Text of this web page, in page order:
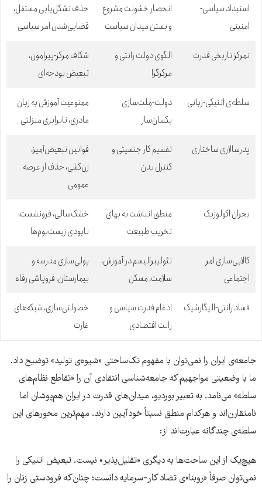
استبداد سیاسی-
امنیتی
انحصار خشونت مشروع
و بستن میدان سیاست
حذف تشکل‌یابی مستقل،
قضایی‌شدن امر سیاسی
تمرکز تاریخی قدرت
الگوی دولت رانتی و
مرکزگرا
شکاف مرکز-پیرامون،
تبعیض بودجه‌ای
سلطه‌ی اتنیکی-زبانی
دولت-ملت‌سازی
یکسان‌ساز
ممنوعیت آموزش به زبان
مادری، نابرابری منزلتی
پدرسالاری ساختاری
تقسیم کار جنسیتی و
کنترل بدن
قوانین تبعیض‌آمیز،
زن‌کشی، حذف از عرصه
عمومی
بحران اکولوژیک
منطق انباشت به بهای
تخریب طبیعت
خشک‌سالی، فرونشست،
نابودی زیست‌بوم‌ها
کالایی‌سازی امر
اجتماعی
نئولیبرالیسم در آموزش،
سلامت، مسکن
پولی‌سازی مدرسه و
بیمارستان، فروپاشی رفاه
فساد رانتی-الیگارشیک
ادغام قدرت سیاسی و
رانت اقتصادی
خصولتی‌سازی، شبکه‌های
غارت
جامعه‌ی ایران را نمی‌توان با مفهوم تک‌ساحتی «شیوه‌ی تولید» توضیح داد.
ما با وضعیتی مواجهیم که جامعه‌شناسی انتقادی آن را «تقاطع نظام‌های
سلطە» می‌نامد. به تعبیر بوردیو، میدان‌های قدرت در ایران هم‌پوشان اما
نامتقارن‌اند و هرکدام منطق نسبتاً خودآیین دارند. مهم‌ترین محورهای این
سلطه‌ی چندگانه عبارت‌اند از:
هیچ‌یک از این ساحت‌ها به دیگری «تقلیل‌پذیر» نیست. تبعیض اتنیکی را
نمی‌توان صرفاً «روبنا»ی تضاد کار-سرمایه دانست؛ چنان‌که فرودستی زنان را